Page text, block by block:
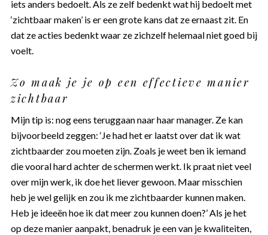
iets anders bedoelt. Als ze zelf bedenkt wat hij bedoelt met
‘zichtbaar maken’ is er een grote kans dat ze ernaast zit. En
dat ze acties bedenkt waar ze zichzelf helemaal niet goed bij
voelt.
Zo maak je je op een effectieve manier
zichtbaar
Mijn tip is: nog eens teruggaan naar haar manager. Ze kan
bijvoorbeeld zeggen: ‘Je had het er laatst over dat ik wat
zichtbaarder zou moeten zijn. Zoals je weet ben ik iemand
die vooral hard achter de schermen werkt. Ik praat niet veel
over mijn werk, ik doe het liever gewoon. Maar misschien
heb je wel gelijk en zou ik me zichtbaarder kunnen maken.
Heb je ideeën hoe ik dat meer zou kunnen doen?’ Als je het
op deze manier aanpakt, benadruk je een van je kwaliteiten,